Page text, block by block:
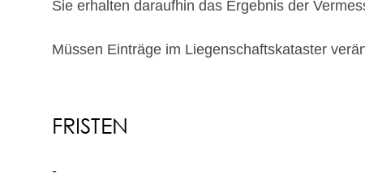
Sie erhalten daraufhin das Ergebnis der
Müssen Einträge im Liegenschaftskataster
FRISTEN
-